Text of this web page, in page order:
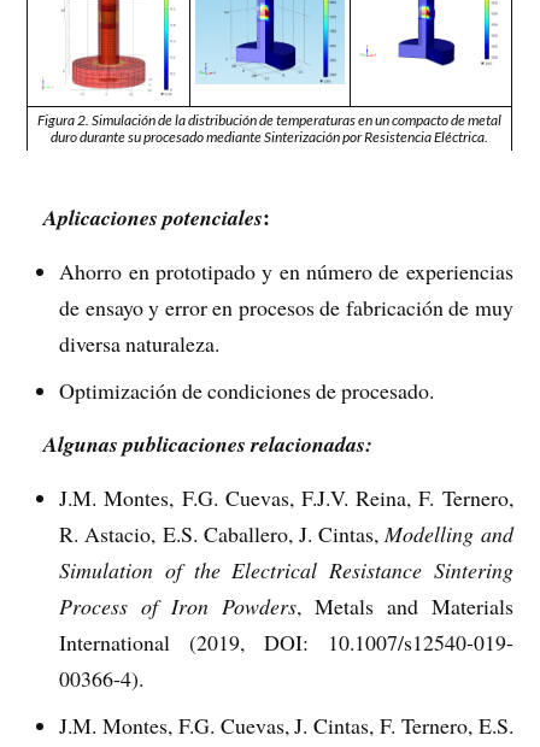
Figura 2. Simulación de la distribución de temperaturas en un compacto de metal
duro durante su procesado mediante Sinterización por Resistencia Eléctrica.
Aplicaciones potenciales:
Ahorro en prototipado y en número de experiencias
de ensayo y error en procesos de fabricación de muy
diversa naturaleza.
Optimización de condiciones de procesado.
Algunas publicaciones relacionadas:
J.M. Montes, F.G. Cuevas, F.J.V. Reina, F. Ternero,
R. Astacio, E.S. Caballero, J. Cintas,Modelling and
Simulation of the Electrical Resistance Sintering
Process of Iron Powders, Metals and Materials
International (2019, DOI: 10.1007/s12540-019-
00366-4).
J.M. Montes, F.G. Cuevas, J. Cintas, F. Ternero, E.S.